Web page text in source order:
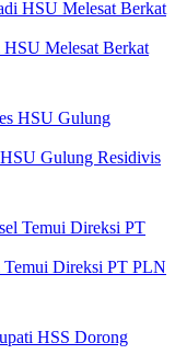
Melesat Berkat
HSU Gulung Residivis
Temui Direksi PT PLN